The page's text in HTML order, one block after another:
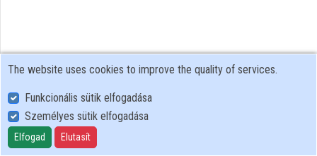
User Policy
Adatkezelési tájékoztató (en)
Cookie Policy
The website uses cookies to improve the quality of services.
Funkcionális sütik elfogadása
Személyes sütik elfogadása
Elfogad Elutasít